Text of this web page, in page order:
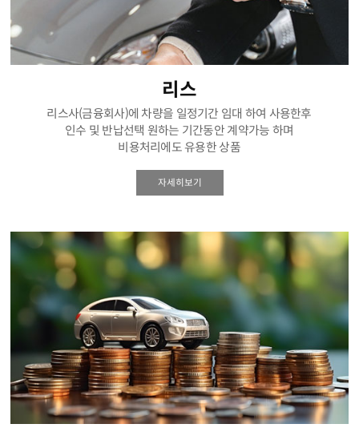
리스
리스사(금융회사)에 차량을 일정기간 임대 하여 사용한후
인수 및 반납선택 원하는 기간동안 계약가능 하며
비용처리에도 유용한 상품
자세히보기